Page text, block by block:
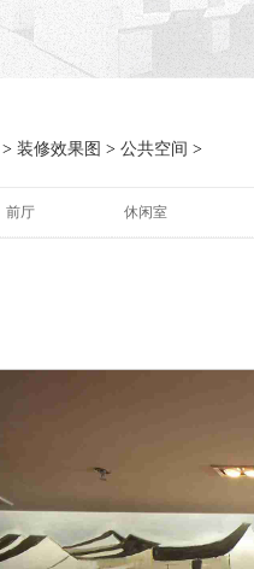
> 装修效果图 > 公共空间 >
前厅 休闲室